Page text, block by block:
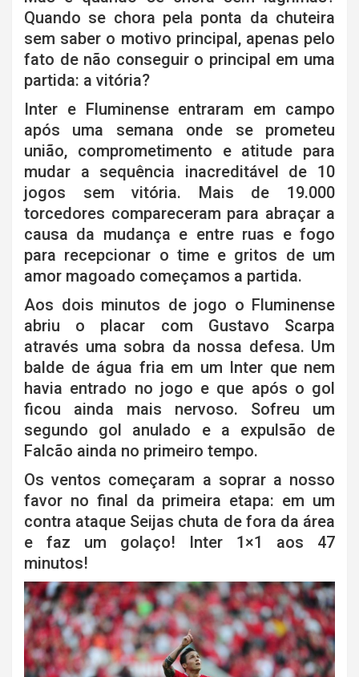
Quando se chora pela ponta da chuteira
sem saber o motivo principal, apenas pelo
fato de não conseguir o principal em uma
partida: a vitória?
Inter e Fluminense entraram em campo
após uma semana onde se prometeu
união, comprometimento e atitude para
mudar a sequência inacreditável de 10
jogos sem vitória. Mais de 19.000
torcedores compareceram para abraçar a
causa da mudança e entre ruas e fogo
para recepcionar o time e gritos de um
amor magoado começamos a partida.
Aos dois minutos de jogo o Fluminense
abriu o placar com Gustavo Scarpa
através uma sobra da nossa defesa. Um
balde de água fria em um Inter que nem
havia entrado no jogo e que após o gol
ficou ainda mais nervoso. Sofreu um
segundo gol anulado e a expulsão de
Falcão ainda no primeiro tempo.
Os ventos começaram a soprar a nosso
favor no final da primeira etapa: em um
contra ataque Seijas chuta de fora da área
e faz um golaço! Inter 1×1 aos 47
minutos!